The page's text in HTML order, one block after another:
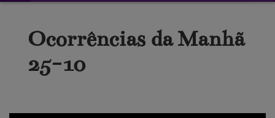
Ocorrências da Manhã
25-10